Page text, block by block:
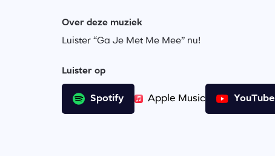
Over deze muziek
Luister “Ga Je Met Me Mee” nu!
Luister op
Spotify Apple Music YouTube